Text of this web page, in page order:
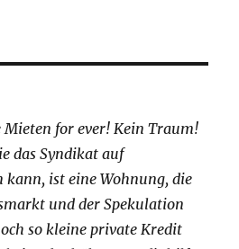
Mieten for ever! Kein Traum!
das Syndikat auf
kann, ist eine Wohnung, die
und der Spekulation
so kleine private Kredit